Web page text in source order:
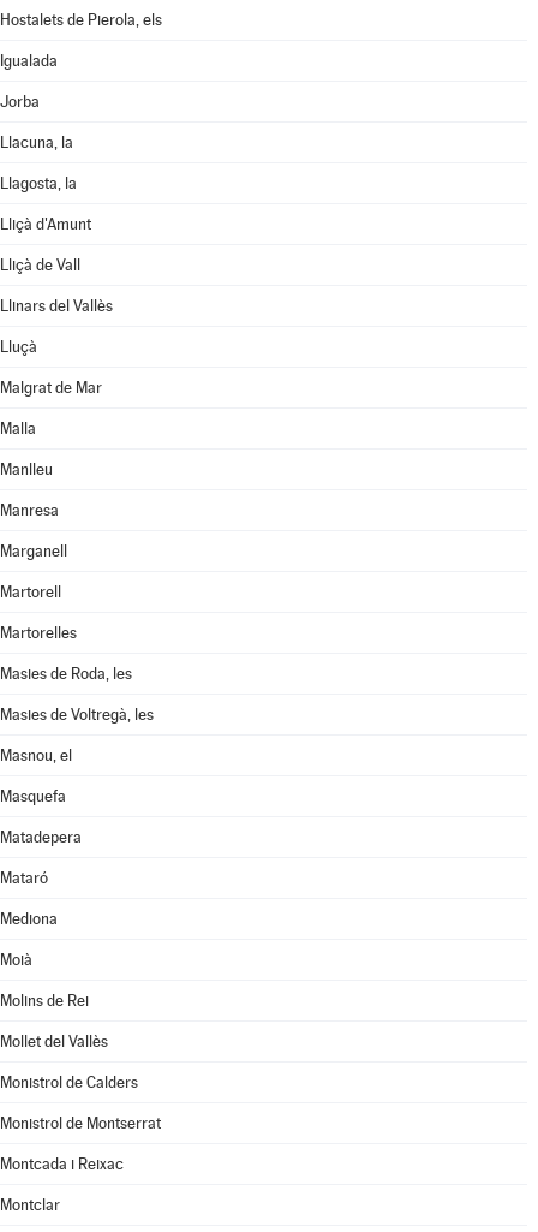
Hostalets de Pierola, els
Igualada
Jorba
Llacuna, la
Llagosta, la
Lliçà d'Amunt
Lliçà de Vall
Llinars del Vallès
Lluçà
Malgrat de Mar
Malla
Manlleu
Manresa
Marganell
Martorell
Martorelles
Masies de Roda, les
Masies de Voltregà, les
Masnou, el
Masquefa
Matadepera
Mataró
Mediona
Moià
Molins de Rei
Mollet del Vallès
Monistrol de Calders
Monistrol de Montserrat
Montcada i Reixac
Montclar